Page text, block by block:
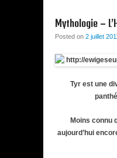
Mythologie –
Posted on 2 juillet 2011
Tyr est une
Moins connu
aujourd’hui